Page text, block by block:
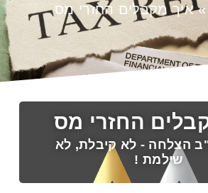
»איך מקבלים החזרי מס
החזרי מס
הצלחה - לא קיבלת, לא
שילמת !